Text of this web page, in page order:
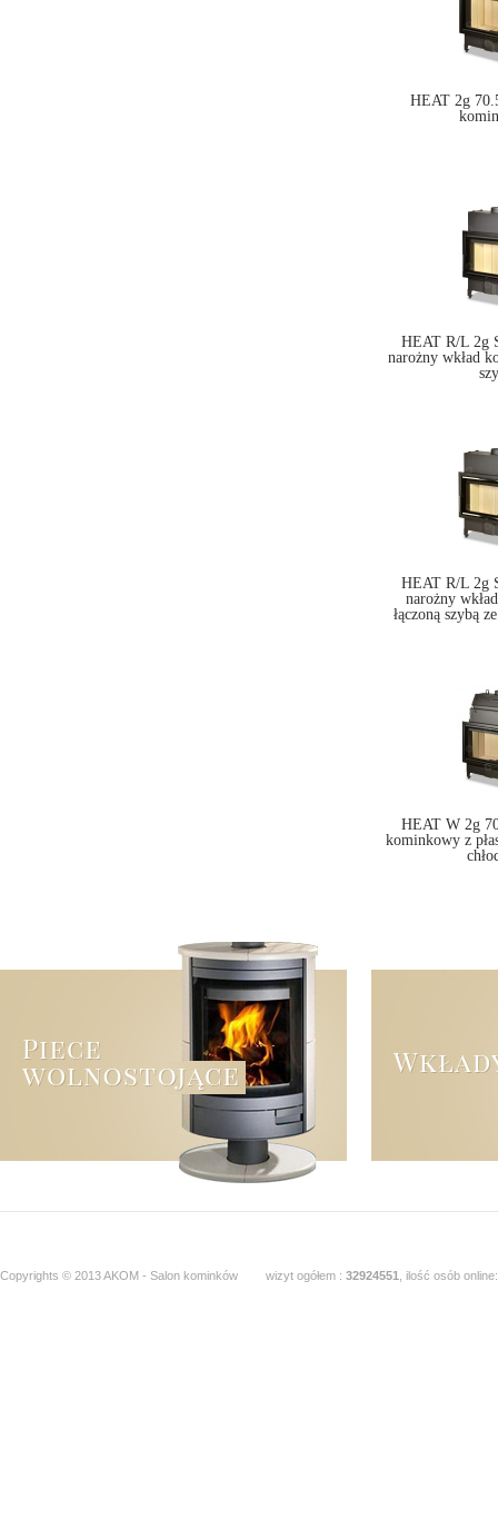
HEAT 2g
HEAT R/L 2g
narożny wkład
HEAT R/L 2g
narożny
łączoną szybą
HEAT W 2g
kominkowy z
Copyrights © 2013 AKOM - Salon kominków wizyt ogółem : 32924551 , ilość osób